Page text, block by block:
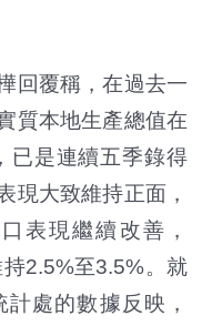
回覆稱，在過去一
質本地生產總值在
已是連續五季錄得
現大致維持正面，
表現繼續改善，
2.5%至3.5%。就
處的數據反映，